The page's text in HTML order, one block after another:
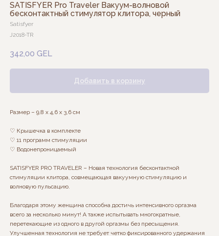
SATISFYER Pro Traveler Вакуум-волновой
бесконтактный стимулятор клитора, черный
Satisfyer
J2018-TR
342,00 GEL
Добавить в корзину
Размер – 9,8 х 4,6 х 3,6 cм
♡ Крышечка в комплекте
♡ 11 программ стимуляции
♡ Водонепроницаемый
SATISFYER PRO TRAVELER – Новая технология бесконтактной
стимуляции клитора, совмещающая вакуумную стимуляцию и
волновую пульсацию.
Благодаря этому женщина способна достичь интенсивного оргазма
всего за несколько минут! А также испытывать многократные,
перетекающие из одного в другой оргазмы без пресыщения.
Улучшенная технология не требует четко фиксированного удержания